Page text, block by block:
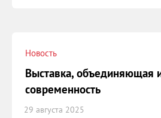
Новость
Выставка, объединяющая
современность
29 августа 2025